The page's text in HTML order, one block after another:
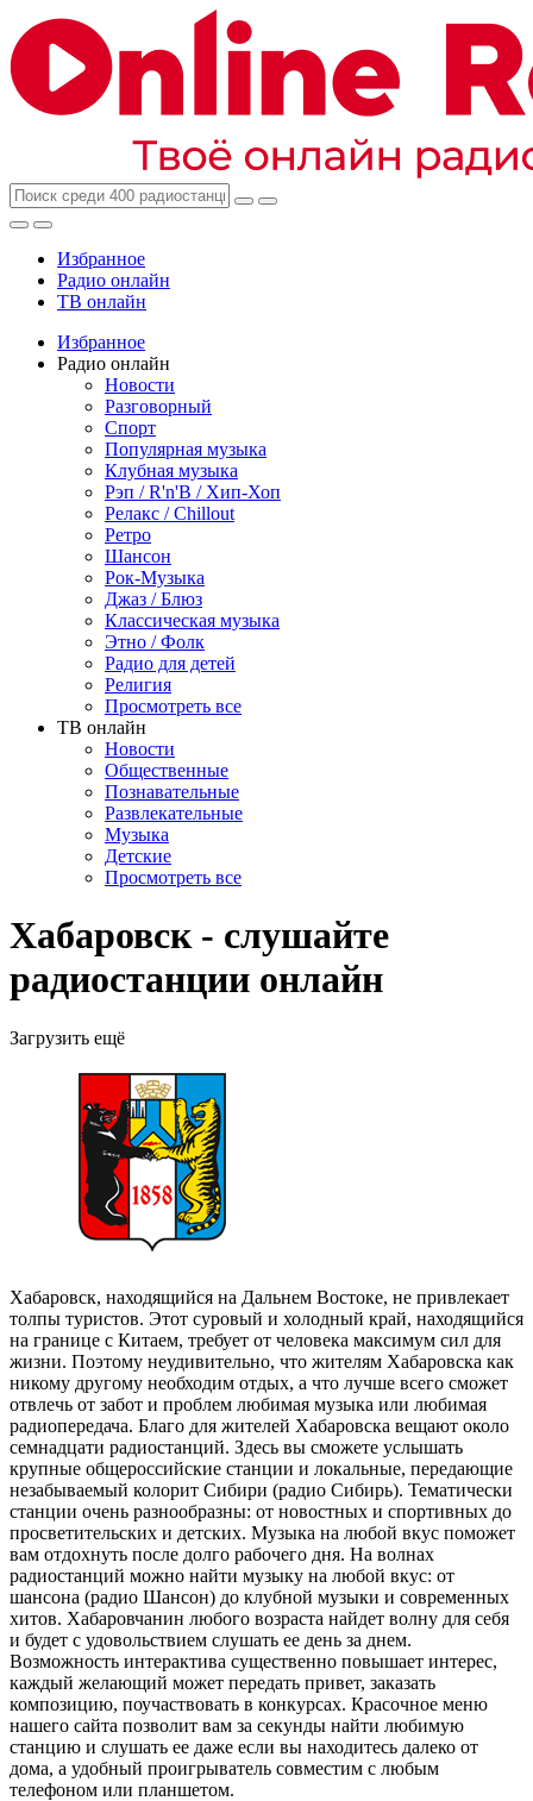
Избранное
Радио онлайн
ТВ онлайн
Избранное
Радио онлайн
Новости
Разговорный
Спорт
Популярная музыка
Клубная музыка
Рэп / R'n'B / Хип-Хоп
Релакс / Chillout
Ретро
Шансон
Рок-Музыка
Джаз / Блюз
Классическая музыка
Этно / Фолк
Радио для детей
Религия
Просмотреть все
ТВ онлайн
Новости
Общественные
Познавательные
Развлекательные
Музыка
Детские
Просмотреть все
Хабаровск - слушайте
радиостанции онлайн
Загрузить ещё
Хабаровск, находящийся на Дальнем Востоке, не привлекает
толпы туристов. Этот суровый и холодный край, находящийся
на границе с Китаем, требует от человека максимум сил для
жизни. Поэтому неудивительно, что жителям Хабаровска как
никому другому необходим отдых, а что лучше всего сможет
отвлечь от забот и проблем любимая музыка или любимая
радиопередача. Благо для жителей Хабаровска вещают около
семнадцати радиостанций. Здесь вы сможете услышать
крупные общероссийские станции и локальные, передающие
незабываемый колорит Сибири (радио Сибирь). Тематически
станции очень разнообразны: от новостных и спортивных до
просветительских и детских. Музыка на любой вкус поможет
вам отдохнуть после долго рабочего дня. На волнах
радиостанций можно найти музыку на любой вкус: от
шансона (радио Шансон) до клубной музыки и современных
хитов. Хабаровчанин любого возраста найдет волну для себя
и будет с удовольствием слушать ее день за днем.
Возможность интерактива существенно повышает интерес,
каждый желающий может передать привет, заказать
композицию, поучаствовать в конкурсах. Красочное меню
нашего сайта позволит вам за секунды найти любимую
станцию и слушать ее даже если вы находитесь далеко от
дома, а удобный проигрыватель совместим с любым
телефоном или планшетом.